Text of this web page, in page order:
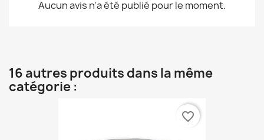
Aucun avis n'a été publié pour le moment.
16 autres produits dans la même
catégorie :
favorite_border